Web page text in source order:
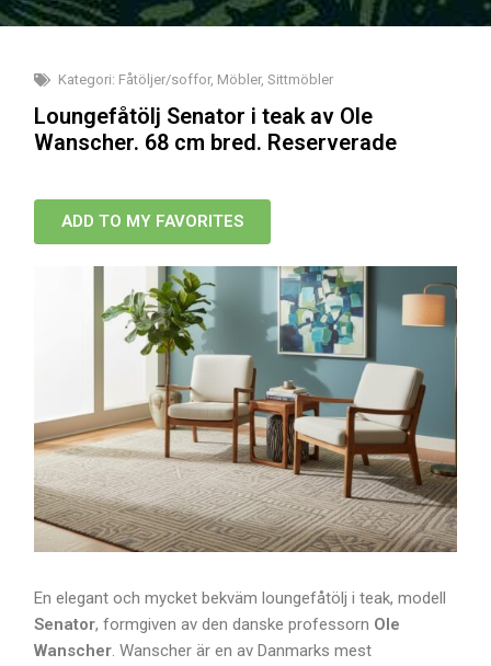
Kategori: Fåtöljer/soffor, Möbler,Sittmöbler
Loungefåtölj Senator i teak av Ole
Wanscher. 68 cm bred. Reserverade
ADD TO MY FAVORITES
En elegant och mycket bekväm loungefåtölj i teak, modell
Senator, formgiven av den danske professorn Ole
Wanscher. Wanscher är en av Danmarks mest